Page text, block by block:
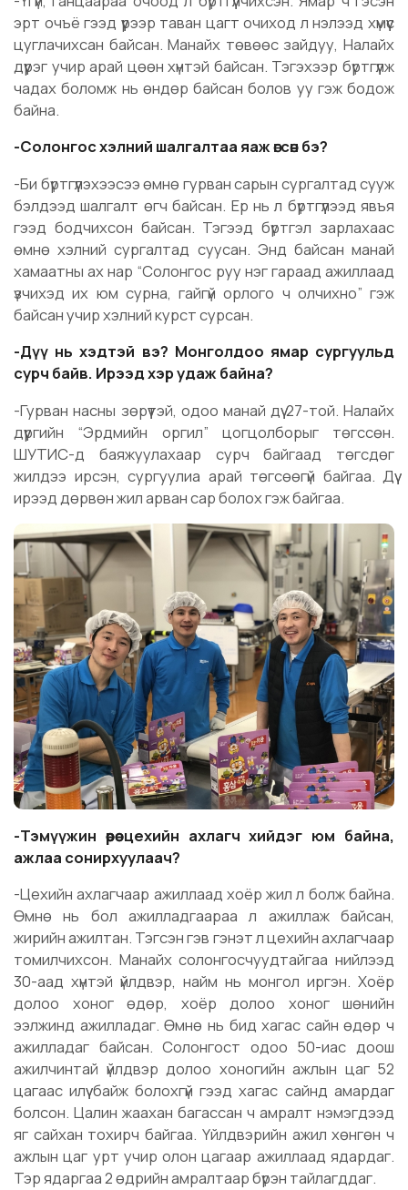
эрт очъё гээд үүрээр таван цагт очиход л нэлээд хүмүүс
цуглачихсан байсан. Манайх төвөөс зайдуу, Налайх
дүүрэг учир арай цөөн хүнтэй байсан. Тэгэхээр бүртгүүлж
чадах боломж нь өндөр байсан болов уу гэж бодож
байна.
-Солонгос хэлний шалгалтаа яаж өгсөн бэ?
-Би бүртгүүлэхээсээ өмнө гурван сарын сургалтад сууж
бэлдээд шалгалт өгч байсан. Ер нь л бүртгүүлээд явъя
гээд бодчихсон байсан. Тэгээд бүртгэл зарлахаас
өмнө хэлний сургалтад суусан. Энд байсан манай
хамаатны ах нар “Солонгос руу нэг гараад ажиллаад
үзчихэд их юм сурна, гайгүй орлого ч олчихно” гэж
байсан учир хэлний курст сурсан.
-Дүү нь хэдтэй вэ? Монголдоо ямар сургуульд
сурч байв. Ирээд хэр удаж байна?
-Гурван насны зөрүүтэй, одоо манай дүү 27-той. Налайх
дүүргийн “Эрдмийн оргил” цогцолборыг төгссөн.
ШУТИС-д баяжуулахаар сурч байгаад төгсдөг
жилдээ ирсэн, сургуулиа арай төгсөөгүй байгаа. Дүү
ирээд дөрвөн жил арван сар болох гэж байгаа.
-Тэмүүжин өөрөө цехийн ахлагч хийдэг юм байна,
ажлаа сонирхуулаач?
-Цехийн ахлагчаар ажиллаад хоёр жил л болж байна.
Өмнө нь бол ажилладгаараа л ажиллаж байсан,
жирийн ажилтан. Тэгсэн гэв гэнэт л цехийн ахлагчаар
томилчихсон. Манайх солонгосчуудтайгаа нийлээд
30-аад хүнтэй үйлдвэр, найм нь монгол иргэн. Хоёр
долоо хоног өдөр, хоёр долоо хоног шөнийн
ээлжинд ажилладаг. Өмнө нь бид хагас сайн өдөр ч
ажилладаг байсан. Солонгост одоо 50-иас доош
ажилчинтай үйлдвэр долоо хоногийн ажлын цаг 52
цагаас илүү байж болохгүй гээд хагас сайнд амардаг
болсон. Цалин жаахан багассан ч амралт нэмэгдээд
яг сайхан тохирч байгаа. Үйлдвэрийн ажил хөнгөн ч
ажлын цаг урт учир олон цагаар ажиллаад ядардаг.
Тэр ядаргаа 2 өдрийн амралтаар бүрэн тайлагддаг.